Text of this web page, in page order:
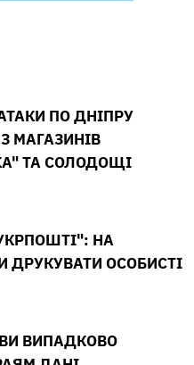
ПО ДНІПРУ
МАГАЗИНІВ
ТА СОЛОДОЩІ
НА
ДРУКУВАТИ ОСОБИСТІ
ВИПАДКОВО